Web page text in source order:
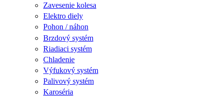
Zavesenie kolesa
Elektro diely
Pohon / náhon
Brzdový systém
Riadiaci systém
Chladenie
Výfukový systém
Palivový systém
Karoséria